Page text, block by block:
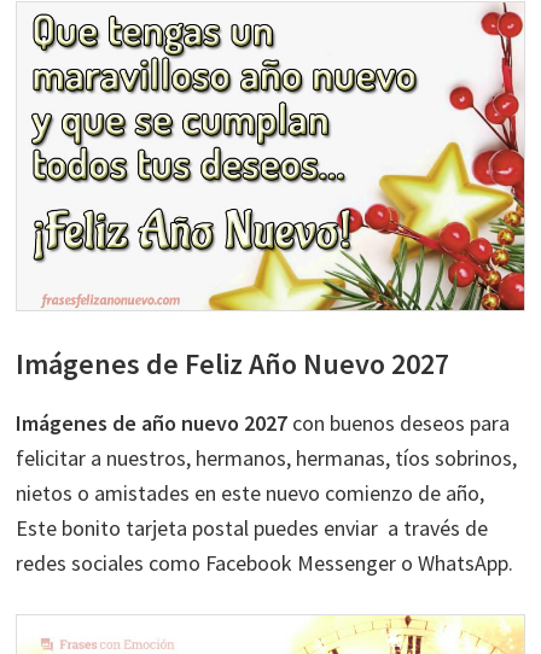
Imágenes de Feliz Año Nuevo 2027
Imágenes de año nuevo 2027 con buenos deseos para
felicitar a nuestros, hermanos, hermanas, tíos sobrinos,
nietos o amistades en este nuevo comienzo de año,
Este bonito tarjeta postal puedes enviar a través de
redes sociales como Facebook Messenger o WhatsApp.